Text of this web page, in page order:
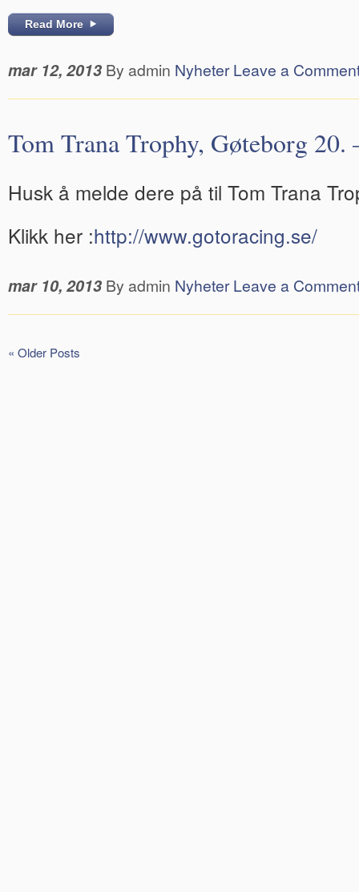
Read More
mar 12, 2013 By admin Nyheter Leave a
Tom Trana Trophy, Gøteborg
Husk å melde dere på til Tom Trana
Klikk her :http://www.gotoracing.se/
mar 10, 2013 By admin Nyheter Leave a
« Older Posts